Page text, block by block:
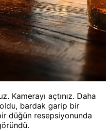
Kamerayı açtınız. Daha
bardak garip bir
düğün resepsiyonunda